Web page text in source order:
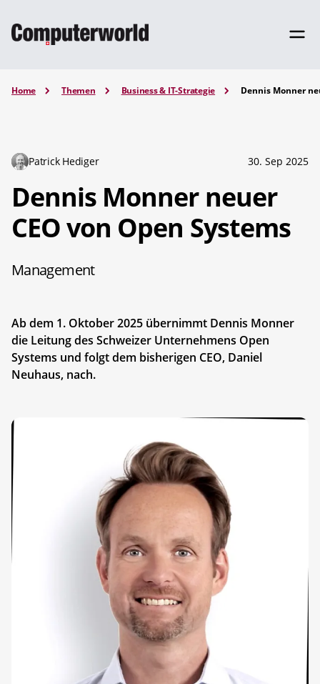
Home Themen Business & IT-Strategie Dennis Monner
Patrick Hediger 30. Sep 2025
Dennis Monner neuer
CEO von Open Systems
Management
Ab dem 1. Oktober 2025 übernimmt Dennis Monner
die Leitung des Schweizer Unternehmens Open
Systems und folgt dem bisherigen CEO, Daniel
Neuhaus, nach.